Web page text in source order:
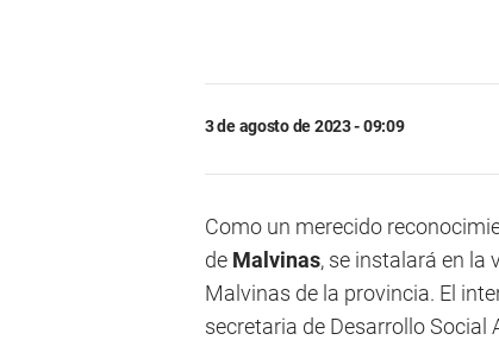
3 de agosto de 2023 - 09:09
Como un merecido
de Malvinas, se instalará en la
Malvinas de la provincia. El
secretaria de Desarrollo